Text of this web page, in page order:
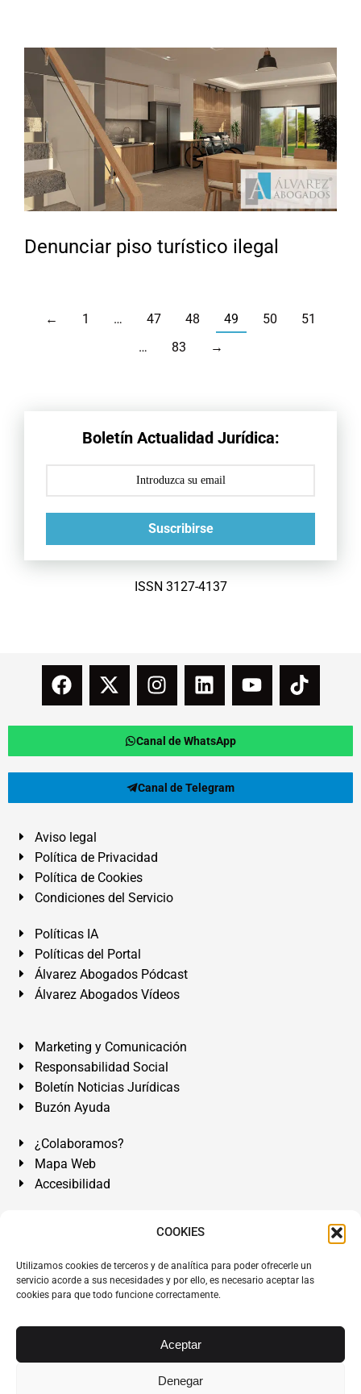
COOKIES
Utilizamos cookies de terceros y de analítica para poder ofrecerle un
servicio acorde a sus necesidades y por ello, es necesario aceptar las
cookies para que todo funcione correctamente.
Aceptar
Denegar
Denunciar piso turístico ilegal
← 1 … 47 48 49 50
51
…
83 →
Boletín Actualidad Jurídica:
Suscribirse
ISSN 3127-4137
Canal de WhatsApp
Canal de Telegram
Aviso legal
Política de Privacidad
Política de Cookies
Condiciones del Servicio
Políticas IA
Políticas del Portal
Álvarez Abogados Pódcast
Álvarez Abogados Vídeos
Marketing y Comunicación
Responsabilidad Social
Boletín Noticias Jurídicas
Buzón Ayuda
¿Colaboramos?
Mapa Web
Accesibilidad
Álvarez Abogados Tenerife:Calle Teobaldo Power Nº 7,
2º Derecha, El Médano, Granadilla de Abona, Santa Cruz
de Tenerife. Islas Canarias.
Somos Abogados especialistas del Derecho desde 1954.
Tenerife Sur Mejores Abogados Tenerife
Abogados colegiados y ejercientes del ICATF.